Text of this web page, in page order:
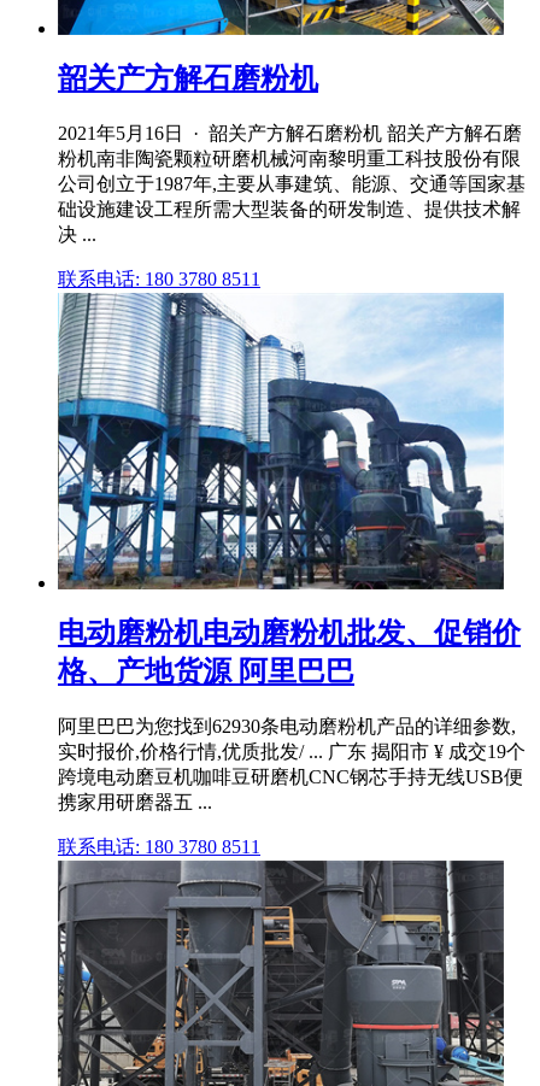
韶关产方解石磨粉机
2021年5月16日 · 韶关产方解石磨粉机 韶关产方解石磨
粉机南非陶瓷颗粒研磨机械河南黎明重工科技股份有限
公司创立于1987年,主要从事建筑、能源、交通等国家基
础设施建设工程所需大型装备的研发制造、提供技术解
决 ...
联系电话: 180 3780 8511
电动磨粉机电动磨粉机批发、促销价
格、产地货源 阿里巴巴
阿里巴巴为您找到62930条电动磨粉机产品的详细参数,
实时报价,价格行情,优质批发/ ... 广东 揭阳市 ¥ 成交19个
跨境电动磨豆机咖啡豆研磨机CNC钢芯手持无线USB便
携家用研磨器五 ...
联系电话: 180 3780 8511